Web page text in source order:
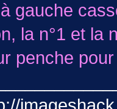
gauche
la n°1 et la
penche